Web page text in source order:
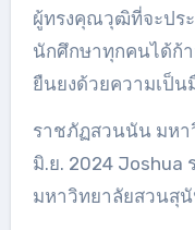
ผู้ทรงคุณวุฒิที่จะปร
นักศึกษาทุกคนได้ก้
ยืนยงด้วยความเป็น
ราชภัฏสวนนัน มหา
มิ.ย. 2024 Joshua
มหาวิทยาลัยสวนสุ